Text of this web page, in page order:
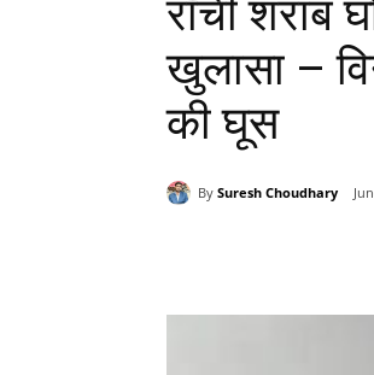
राँची शराब
खुलासा –
की घूस
By Suresh Choudhary